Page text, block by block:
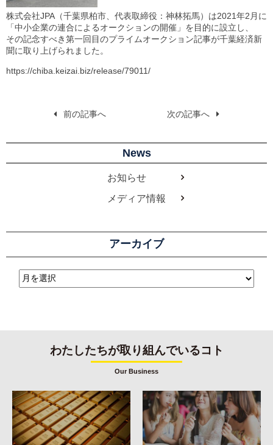
株式会社JPA（千葉県柏市、代表取締役：神林拓⾺）は2021年2⽉に
「中⼩企業の連合によるオークションの開催」を⽬的に設⽴し、
その記念すべき第⼀回⽬のプライムオークション記事が千葉経済新
聞に取り上げられました。
https://chiba.keizai.biz/release/79011/
前の記事へ 次の記事へ
News
お知らせ
メディア情報
アーカイブ
わたしたちが取り組んでいるコト
Our Business